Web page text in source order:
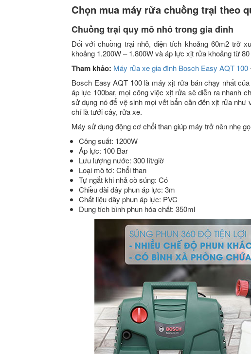
Chọn mua máy rửa chuồng trại theo
Chuồng trại quy mô nhỏ trong gia đình
Đối với chuồng trại nhỏ, diện tích khoảng 60m2 trở
khoảng 1.200W – 1.800W và áp lực xịt rửa khoảng từ 80
Tham khảo: Máy rửa xe gia đình Bosch Easy AQT 100
Bosch Easy AQT 100 là máy xịt rửa bán chạy nhất
áp lực 100bar, mọi công việc xịt rửa sẽ diễn ra nhanh
sử dụng nó để vệ sinh mọi vết bẩn cần đến xịt rửa
chí là tưới cây, rửa xe.
Máy sử dụng động cơ chổi than giúp máy trở nên nhẹ
Công suất: 1200W
Áp lực: 100 Bar
Lưu lượng nước: 300 lít/giờ
Loại mô tơ: Chổi than
Tự ngắt khi nhả cò súng: Có
Chiều dài dây phun áp lực: 3m
Chất liệu dây phun áp lực: PVC
Dung tích bình phun hóa chất: 350ml